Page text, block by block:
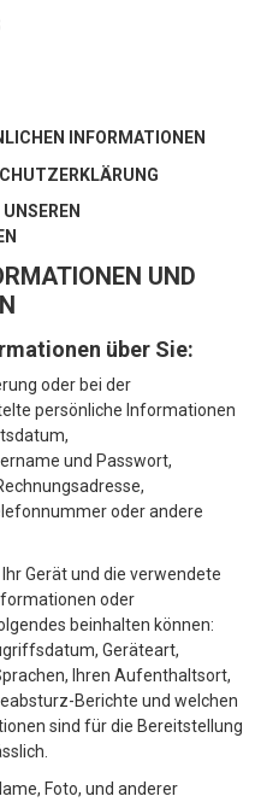
INFORMATIONEN
UND
über Sie:
oder bei der
persönliche Informationen
und Passwort,
oder andere
Gerät und die verwendete
oder
beinhalten können:
Geräteart,
Ihren Aufenthaltsort,
Berichte und welchen
sind für die Bereitstellung
Foto, und anderer